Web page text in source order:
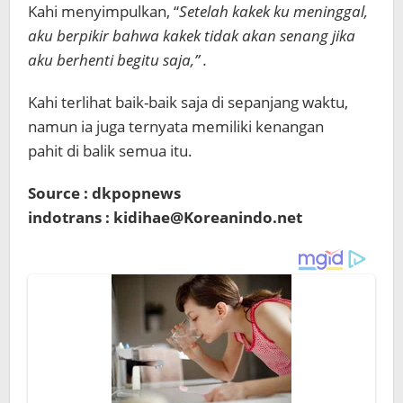
Kahi menyimpulkan, “Setelah kakek ku meninggal,
aku berpikir bahwa kakek tidak akan senang jika
aku berhenti begitu saja,” .
Kahi terlihat baik-baik saja di sepanjang waktu,
namun ia juga ternyata memiliki kenangan
pahit di balik semua itu.
Source : dkpopnews
indotrans : kidihae@Koreanindo.net